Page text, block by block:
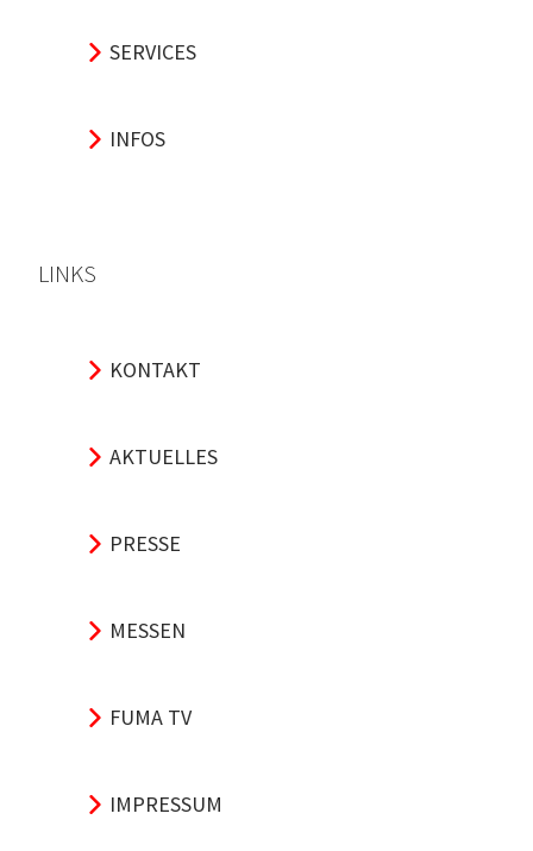
SERVICES
INFOS
LINKS
KONTAKT
AKTUELLES
PRESSE
MESSEN
FUMA TV
IMPRESSUM